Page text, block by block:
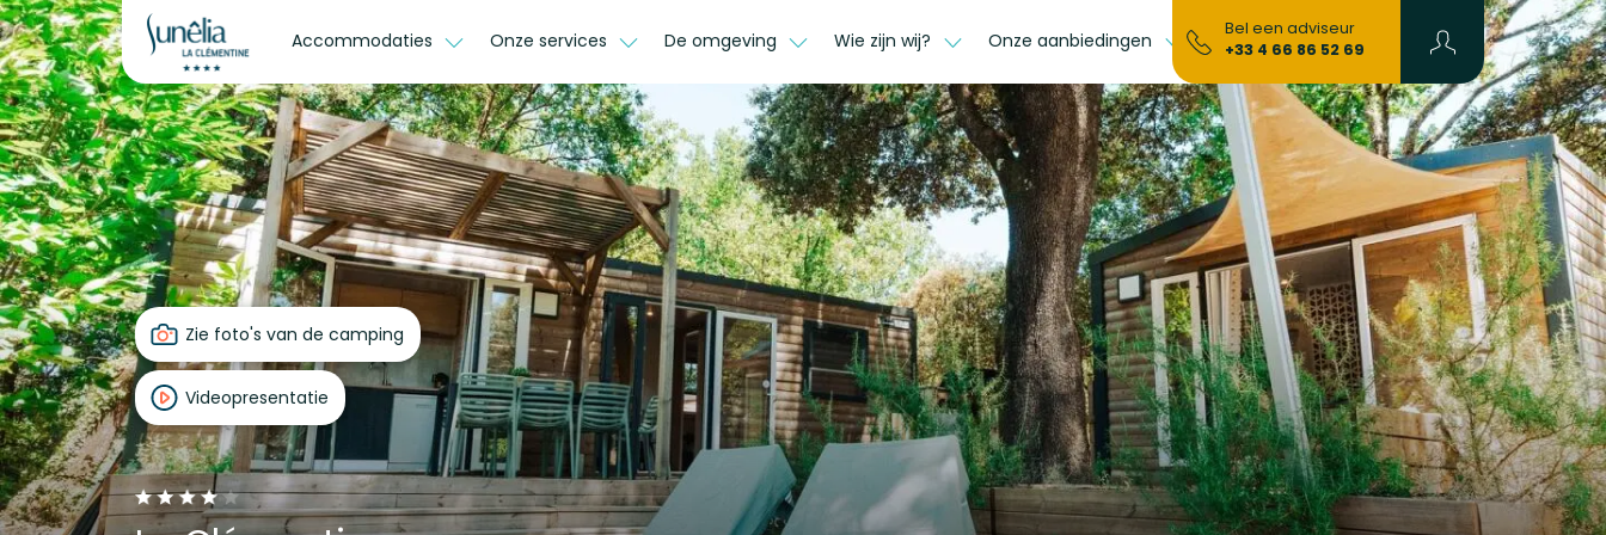
Accommodaties Onze services De omgeving Wie zijn wij? Onze aanbiedingen Cadeaubonnen
Bel een adviseur
+33 4 66 86 52 69
Zie foto's van de camping
Videopresentatie